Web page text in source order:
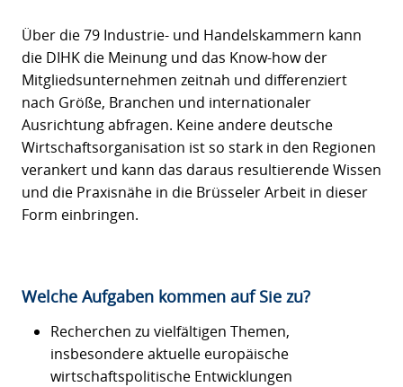
Über die 79 Industrie- und Handelskammern kann
die DIHK die Meinung und das Know-how der
Mitgliedsunternehmen zeitnah und differenziert
nach Größe, Branchen und internationaler
Ausrichtung abfragen. Keine andere deutsche
Wirtschaftsorganisation ist so stark in den Regionen
verankert und kann das daraus resultierende Wissen
und die Praxisnähe in die Brüsseler Arbeit in dieser
Form einbringen.
Welche Aufgaben kommen auf Sie zu?
Recherchen zu vielfältigen Themen,
insbesondere aktuelle europäische
wirtschaftspolitische Entwicklungen